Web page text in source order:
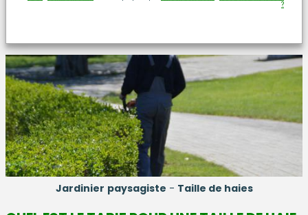
?
Jardinier paysagiste - Taille de haies